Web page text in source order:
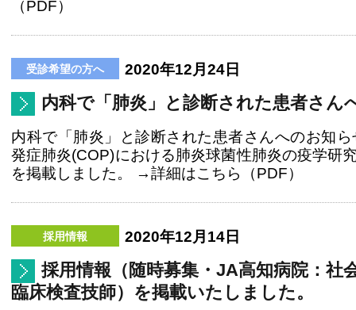
（PDF）
2020年12月24日
内科で「肺炎」と診断された患者さん
内科で「肺炎」と診断された患者さんへのお知
発症肺炎(COP)における肺炎球菌性肺炎の疫学
を掲載しました。 →詳細はこちら（PDF）
2020年12月14日
採用情報（随時募集・JA高知病院：社
臨床検査技師）を掲載いたしました。